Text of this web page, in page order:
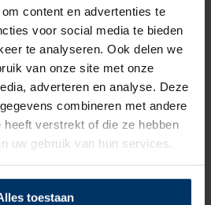
content en advertenties te
voor social media te bieden
te analyseren. Ook delen we
van onze site met onze
adverteren en analyse. Deze
combineren met andere
heeft verstrekt of die ze hebben
uw gebruik van hun services.
toestaan
Textiel
Kunststof
Kunststof
PU/PU